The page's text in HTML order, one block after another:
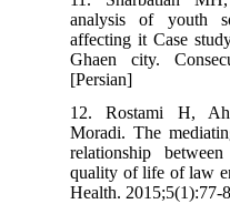
analysis of youth
affecting it Case
Ghaen city.
[Persian]
12. Rostami H,
Moradi. The
relationship
quality of life of law
Health.